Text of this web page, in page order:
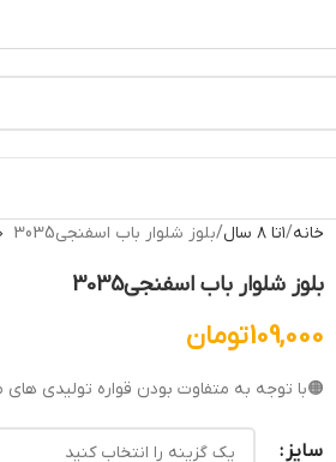
خانه ۱تا ۸ سال بلوز شلوار باب اسفنجی3035
بلوز شلوار باب اسفنجی3035
109,000تومان
🟠با توجه به متفاوت بودن قواره تولیدی
سایز